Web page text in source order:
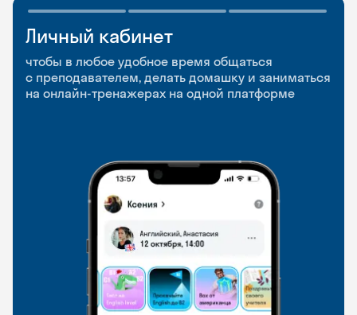
Личный кабинет
чтобы в любое удобное время общаться
с преподавателем, делать домашку и заниматься
на онлайн-тренажерах на одной платформе
Мобильное
приложение
чтобы заниматься и изучать новые слова где
и когда удобно
Разговорные клубы
и Talks
Групповые занятия для разговорной практики
и индивидуальные встречи с преподавателями